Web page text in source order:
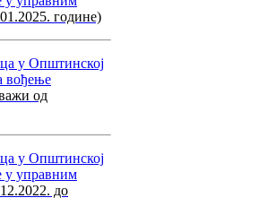
године)
у Општинској
вођење
од
у Општинској
у управним
до